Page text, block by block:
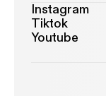
Instagram
Tiktok
Youtube